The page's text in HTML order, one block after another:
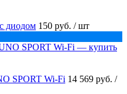
диодом 150 руб. / шт
SPORT Wi-Fi 14 569 руб. /